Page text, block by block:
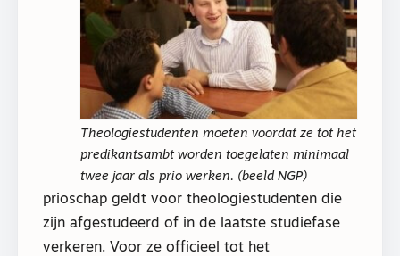
Theologiestudenten moeten voordat ze tot het
predikantsambt worden toegelaten minimaal
twee jaar als prio werken. (beeld NGP)
prioschap geldt voor theologiestudenten die
zijn afgestudeerd of in de laatste studiefase
verkeren. Voor ze officieel tot het